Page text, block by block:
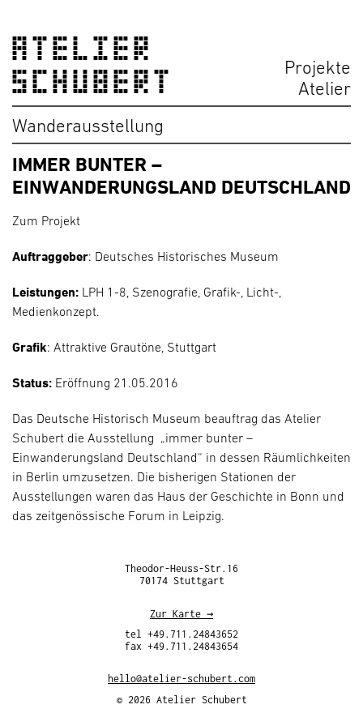
ATELIER
SCHUBERT
Projekte
Atelier
Wanderausstellung
IMMER BUNTER –
EINWANDERUNGSLAND DEUTSCHLAND
Zum Projekt
Auftraggeber: Deutsches Historisches Museum
Leistungen: LPH 1-8 , Szenografie, Grafik-, Licht-,
Medienkonzept.
Grafik: Attraktive Grautöne , Stuttgart
Status: Eröffnung 21.05.2016
Das Deutsche Historisch Museum beauftrag das Atelier
Schubert die Ausstellung „immer bunter –
Einwanderungsland Deutschland“ in dessen Räumlichkeiten
in Berlin umzusetzen. Die bisherigen Stationen der
Ausstellungen waren das Haus der Geschichte in Bonn und
das zeitgenössische Forum in Leipzig.
Theodor-Heuss-Str.16
70174 Stuttgart
Zur Karte →
tel +49.711.24843652
fax +49.711.24843654
hello@atelier-schubert.com
© 2026 Atelier Schubert